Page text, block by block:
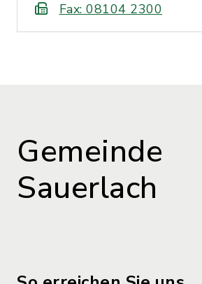
Fax: 08104 2300
Gemeinde
Sauerlach